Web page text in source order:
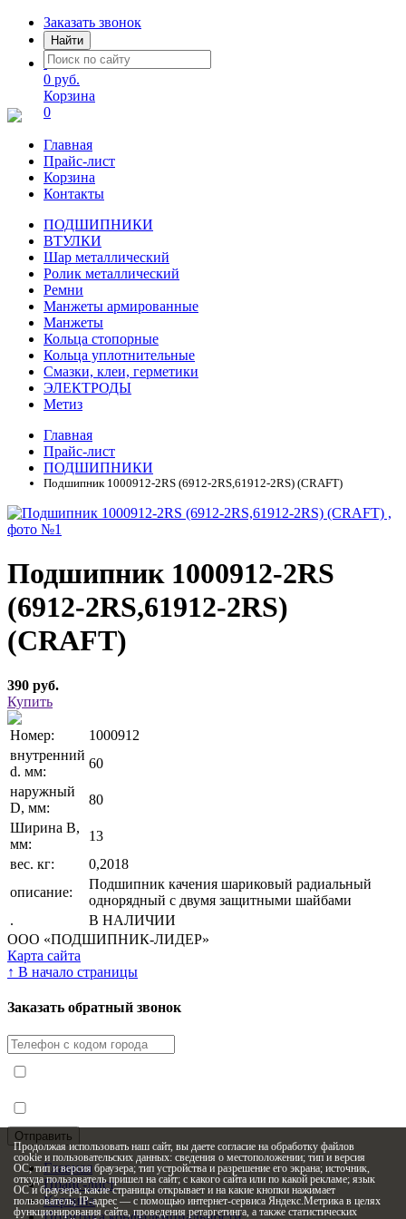
Заказать звонок
Найти
0 руб.
Корзина
0
Главная
Прайс-лист
Корзина
Контакты
ПОДШИПНИКИ
ВТУЛКИ
Шар металлический
Ролик металлический
Ремни
Манжеты армированные
Манжеты
Кольца стопорные
Кольца уплотнительные
Смазки, клеи, герметики
ЭЛЕКТРОДЫ
Метиз
Главная
Прайс-лист
ПОДШИПНИКИ
Подшипник 1000912-2RS (6912-2RS,61912-2RS) (CRAFT)
Подшипник 1000912-2RS
(6912-2RS,61912-2RS)
(CRAFT)
390 руб.
Купить
Номер:
1000912
внутренний
d. мм:
60
наружный
D, мм:
80
Ширина В,
мм:
13
вес. кг:
0,2018
описание:
Подшипник качения шариковый радиальный
однорядный с двумя защитными шайбами
.
В НАЛИЧИИ
ООО «ПОДШИПНИК-ЛИДЕР»
Карта сайта
↑ В начало страницы
Заказать обратный звонок
Главная
Прайс-лист
Корзина
Продолжая использовать наш сайт, вы даете согласие на обработку файлов
cookie и пользовательских данных: сведения о местоположении; тип и версия
ОС; тип и версия браузера; тип устройства и разрешение его экрана; источник,
откуда пользователь пришел на сайт; с какого сайта или по какой рекламе; язык
ОС и браузера; какие страницы открывает и на какие кнопки нажимает
пользователь; IP-адрес — с помощью интернет-сервиса Яндекс.Метрика в целях
функционирования сайта, проведения ретаргетинга, а также статистических